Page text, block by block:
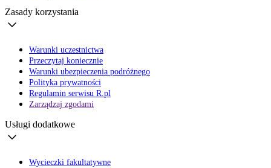
Zasady korzystania
Warunki uczestnictwa
Przeczytaj koniecznie
Warunki ubezpieczenia podróżnego
Polityka prywatności
Regulamin serwisu R.pl
Zarządzaj zgodami
Usługi dodatkowe
Wycieczki fakultatywne